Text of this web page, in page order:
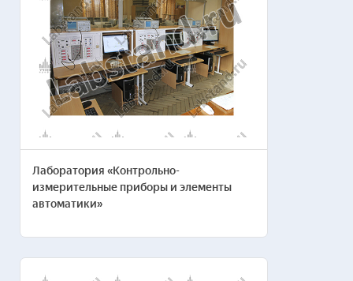
Лаборатория «Контрольно-
измерительные приборы и элементы
автоматики»